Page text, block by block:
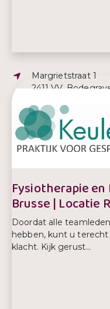
Adres:
Margrietstraat 1
2411 VV,
E-mailadres:
Telefoonnummer:
0172 612 520
Fysiotherapie en
Brusse | Locatie
Doordat alle
hebben, kunt u
klacht. Kijk gerust...